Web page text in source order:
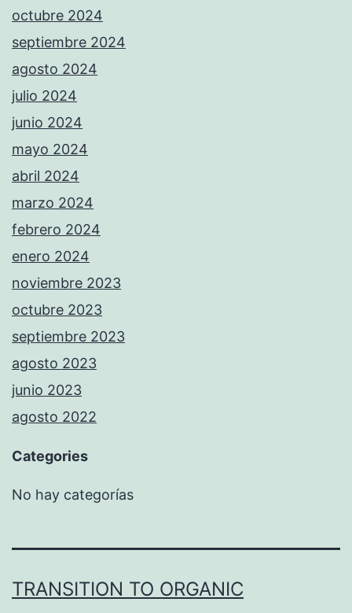
octubre 2024
septiembre 2024
agosto 2024
julio 2024
junio 2024
mayo 2024
abril 2024
marzo 2024
febrero 2024
enero 2024
noviembre 2023
octubre 2023
septiembre 2023
agosto 2023
junio 2023
agosto 2022
Categories
No hay categorías
TRANSITION TO ORGANIC